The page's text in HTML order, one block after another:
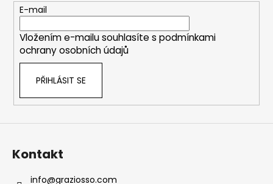
E-mail
Vložením e-mailu souhlasíte s podmínkami
ochrany osobních údajů
PŘIHLÁSIT SE
Kontakt
info@graziosso.com